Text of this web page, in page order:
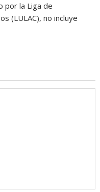
por la Liga de
(LULAC), no incluye